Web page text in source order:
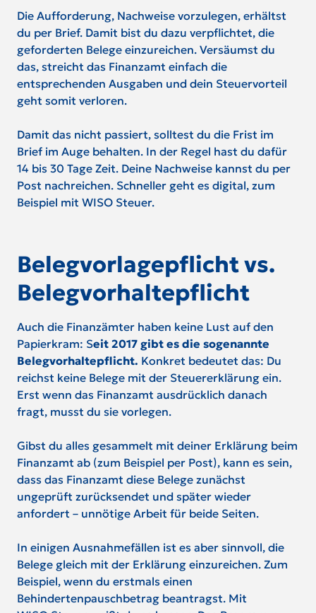
Die Aufforderung, Nachweise vorzulegen, erhältst
du per Brief. Damit bist du dazu verpflichtet, die
geforderten Belege einzureichen. Versäumst du
das, streicht das Finanzamt einfach die
entsprechenden Ausgaben und dein Steuervorteil
geht somit verloren.
Damit das nicht passiert, solltest du die Frist im
Brief im Auge behalten. In der Regel hast du dafür
14 bis 30 Tage Zeit. Deine Nachweise kannst du per
Post nachreichen. Schneller geht es digital, zum
Beispiel mit WISO Steuer.
Belegvorlagepflicht vs.
Belegvorhaltepflicht
Auch die Finanzämter haben keine Lust auf den
Papierkram: Seit 2017 gibt es die sogenannte
Belegvorhaltepflicht. Konkret bedeutet das: Du
reichst keine Belege mit der Steuererklärung ein.
Erst wenn das Finanzamt ausdrücklich danach
fragt, musst du sie vorlegen.
Gibst du alles gesammelt mit deiner Erklärung beim
Finanzamt ab (zum Beispiel per Post), kann es sein,
dass das Finanzamt diese Belege zunächst
ungeprüft zurücksendet und später wieder
anfordert – unnötige Arbeit für beide Seiten.
In einigen Ausnahmefällen ist es aber sinnvoll, die
Belege gleich mit der Erklärung einzureichen. Zum
Beispiel, wenn du erstmals einen
Behindertenpauschbetrag beantragst. Mit